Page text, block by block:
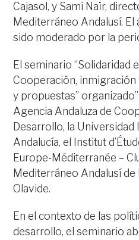
Cajasol, y Sami Naïr,
Mediterráneo Andalusí. El
sido moderado por la
El seminario “Solidaridad
Cooperación, inmigración
y propuestas”
Agencia Andaluza de
Desarrollo, la Universidad
Andalucía, el Institut
Europe-Méditerranée –
Mediterráneo Andalusí
Olavide.
En el contexto de las
desarrollo, el seminario